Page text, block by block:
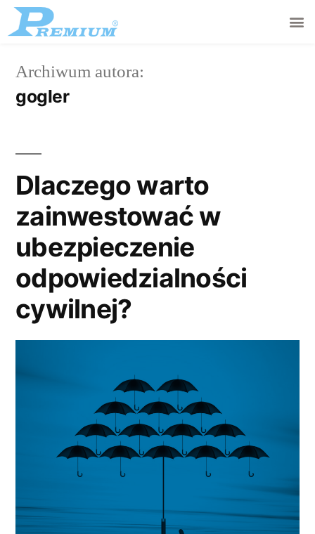
Archiwum autora:
gogler
Dlaczego warto
zainwestować w
ubezpieczenie
odpowiedzialności
cywilnej?